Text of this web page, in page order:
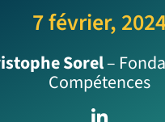
À
7 février,
Sorel–
Compétences